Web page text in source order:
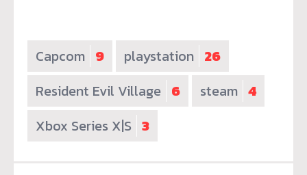
Capcom 9 playstation 26
Resident Evil Village 6 steam 4
Xbox Series X|S 3